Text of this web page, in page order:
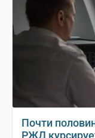
Почти
РЖД